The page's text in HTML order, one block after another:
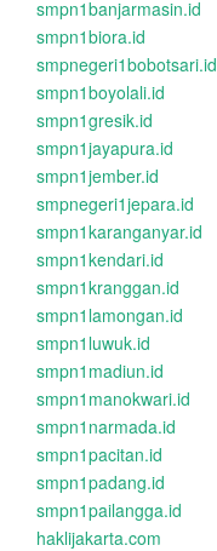
smpn1banjarmasin.id
smpn1biora.id
smpnegeri1bobotsari.id
smpn1boyolali.id
smpn1gresik.id
smpn1jayapura.id
smpn1jember.id
smpnegeri1jepara.id
smpn1karanganyar.id
smpn1kendari.id
smpn1kranggan.id
smpn1lamongan.id
smpn1luwuk.id
smpn1madiun.id
smpn1manokwari.id
smpn1narmada.id
smpn1pacitan.id
smpn1padang.id
smpn1pailangga.id
haklijakarta.com